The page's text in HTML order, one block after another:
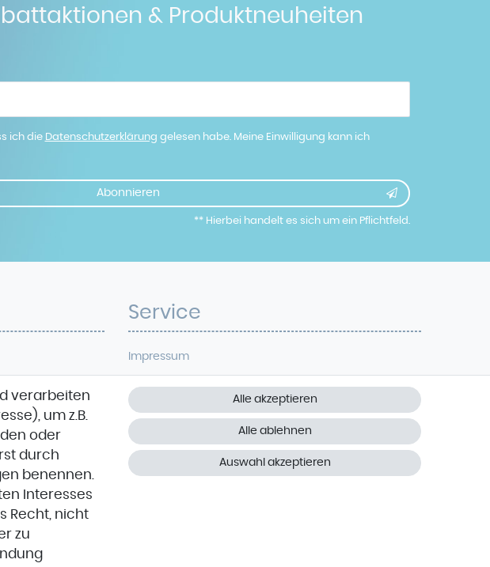
& Produktneuheiten
ich die Daten­schutz­erklärung gelesen habe. Meine Einwilligung kann ich
Abonnieren
** Hierbei handelt es sich um ein Pflichtfeld.
Service
Impressum
Datenschutz
Widerrufsrecht
AGB
Kontakt
verarbeiten
um z.B.
oder
durch
benennen.
Interesses
Recht, nicht
zu
Alle akzeptieren
Alle ablehnen
Auswahl akzeptieren